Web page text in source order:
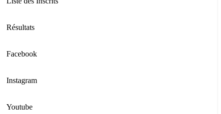
Résultats
Facebook
Instagram
Youtube